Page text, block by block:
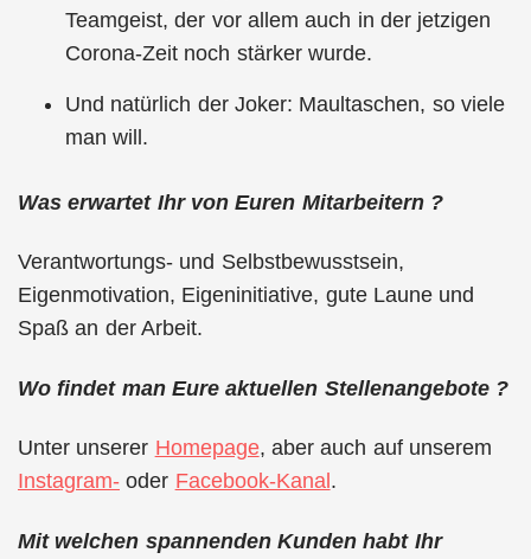
Teamgeist, der vor allem auch in der jetzigen
Corona-Zeit noch stärker wurde.
Und natürlich der Joker: Maultaschen, so viele
man will.
Was erwartet Ihr von Euren Mitarbeitern ?
Verantwortungs- und Selbstbewusstsein,
Eigenmotivation, Eigeninitiative, gute Laune und
Spaß an der Arbeit.
Wo findet man Eure aktuellen Stellenangebote ?
Unter unserer Homepage, aber auch auf unserem
Instagram- oder Facebook-Kanal .
Mit welchen spannenden Kunden habt Ihr